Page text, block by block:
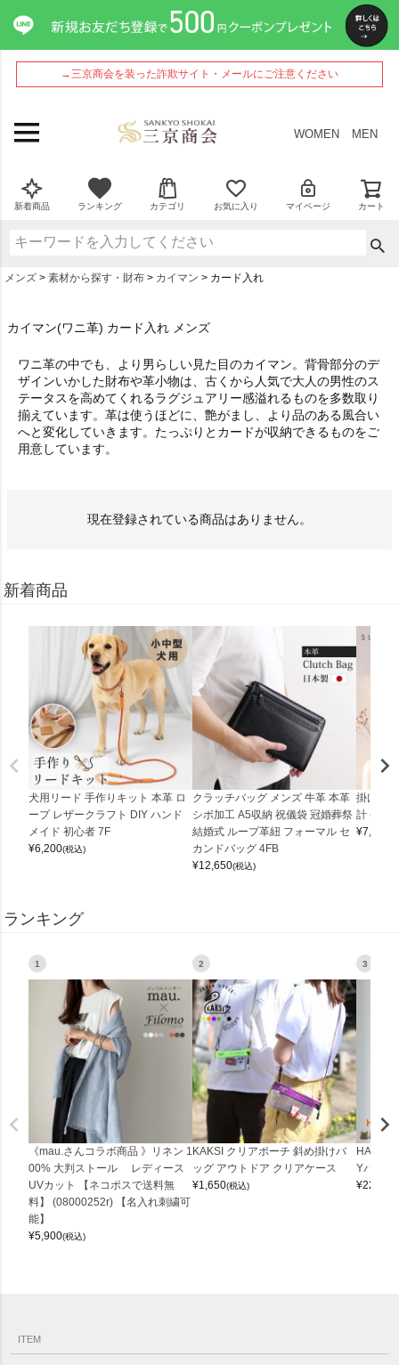
→三京商会を装った詐欺サイト・メールにご注意ください
WOMEN MEN
新着商品 ランキング カテゴリ お気に入り マイページ カート
メンズ 素材から探す・財布 カイマン カード入れ
カイマン(ワニ革) カード入れ メンズ
ワニ革の中でも、より男らしい見た目のカイマン。背骨部分のデ
ザインいかした財布や革小物は、古くから人気で大人の男性のス
テータスを高めてくれるラグジュアリー感溢れるものを多数取り
揃えています。革は使うほどに、艶がまし、より品のある風合い
へと変化していきます。たっぷりとカードが収納できるものをご
用意しています。
現在登録されている商品はありません。
新着商品
犬用リード 手作りキット 本革 ロ
ープ レザークラフト DIY ハンド
メイド 初心者 7F
¥6,200(税込)
クラッチバッグ メンズ 牛革 本革
シボ加工 A5収納 祝儀袋 冠婚葬祭
結婚式 ループ革紐 フォーマル セ
カンドバッグ 4FB
¥12,650(税込)
掛け時
計
¥7,150
ランキング
1
《mau.さんコラボ商品 》リネン 1
00% 大判ストール レディース
UVカット 【ネコポスで送料無
料】 (08000252r) 【名入れ刺繍可
能】
¥5,900(税込)
2
KAKSI クリアポーチ 斜め掛けバ
ッグ アウトドア クリアケース
¥1,650(税込)
3
Yバッグ
¥22,000
ITEM